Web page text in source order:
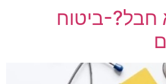
חבל?-ביטוח